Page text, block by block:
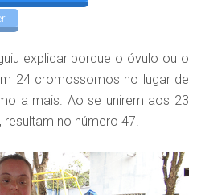
explicar porque o óvulo ou o
24 cromossomos no lugar de
a mais. Ao se unirem aos 23
no número 47.